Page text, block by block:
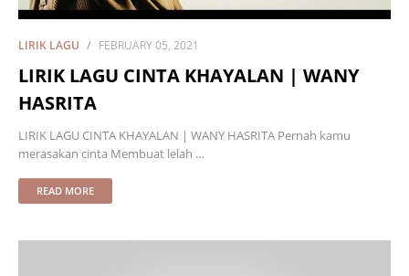
LIRIK LAGU FEBRUARY 05, 2021
LIRIK LAGU CINTA KHAYALAN | WANY
HASRITA
LIRIK LAGU CINTA KHAYALAN | WANY HASRITA Pernah kamu
merasakan cinta Membuat lelah …
READ MORE